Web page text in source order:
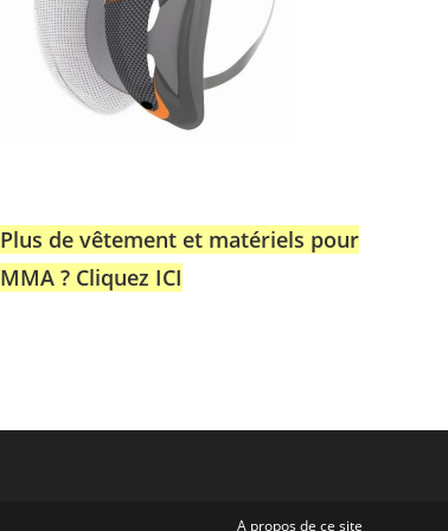
Plus de vêtement et matériels pour
MMA ? Cliquez ICI
A propos de ce site